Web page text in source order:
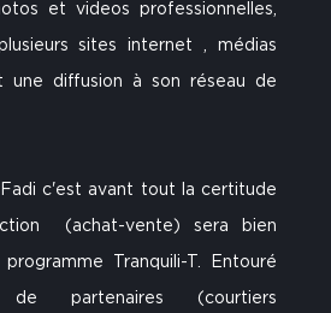
et videos professionnelles,
sites internet , médias
une diffusion à son réseau de
c'est avant tout la certitude
(achat-vente) sera bien
Tranquili-T. Entouré
partenaires (courtiers